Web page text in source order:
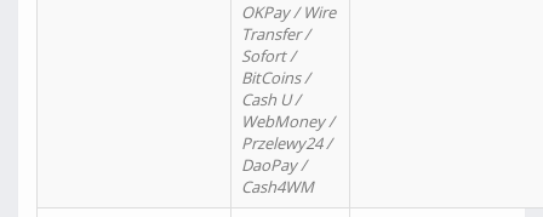
OKPay / Wire
Transfer /
Sofort /
BitCoins /
Cash U /
WebMoney /
Przelewy24 /
DaoPay /
Cash4WM